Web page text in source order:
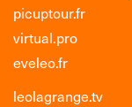
picuptour.fr
virtual.pro
eveleo.fr
leolagrange.tv